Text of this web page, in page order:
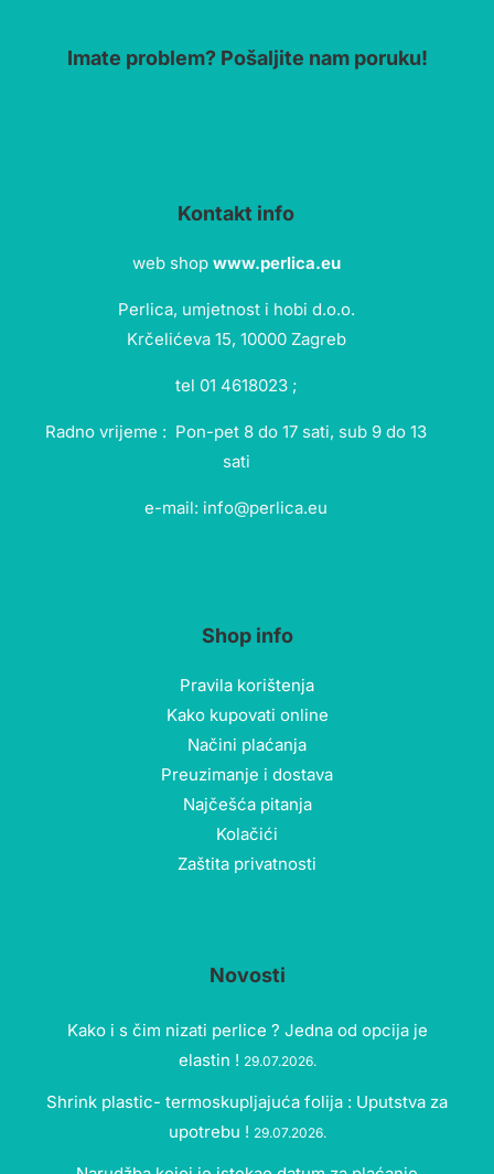
Imate problem? Pošaljite nam poruku!
Kontakt info
web shop www.perlica.eu
Perlica, umjetnost i hobi d.o.o.
Krčelićeva 15, 10000 Zagreb
tel 01 4618023 ;
Radno vrijeme : Pon-pet 8 do 17 sati, sub 9 do 13
sati
e-mail: info@perlica.eu
Shop info
Pravila korištenja
Kako kupovati online
Načini plaćanja
Preuzimanje i dostava
Najčešća pitanja
Kolačići
Zaštita privatnosti
Novosti
Kako i s čim nizati perlice ? Jedna od opcija je
elastin ! 29.07.2026.
Shrink plastic- termoskupljajuća folija : Uputstva za
upotrebu ! 29.07.2026.